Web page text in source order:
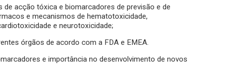
acção tóxica e biomarcadores de previsão e de
e mecanismos de hematotoxicidade,
e neurotoxicidade;
órgãos de acordo com a FDA e EMEA.
e importância no desenvolvimento de novos